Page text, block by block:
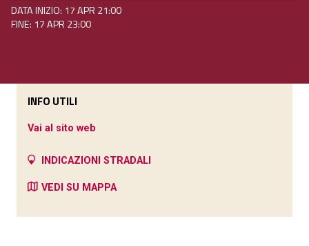
DATA INIZIO: 17 APR 21:00
FINE: 17 APR 23:00
INFO UTILI
Vai al sito web
INDICAZIONI STRADALI
VEDI SU MAPPA